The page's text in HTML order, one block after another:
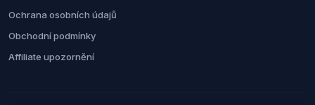
Ochrana osobních údajů
Obchodní podmínky
Affiliate upozornění